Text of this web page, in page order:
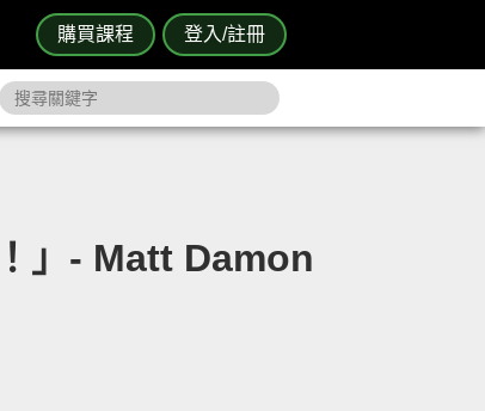
購買課程 登入/註冊
」- Matt Damon